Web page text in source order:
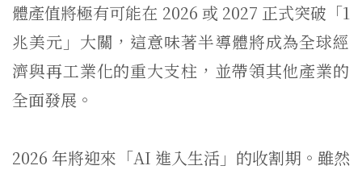
體產值將極有可能在 2026 或 2027 正式突破「1
兆美元」大關， 這意味著半導體將成為全球經
濟與再工業化的重大支柱， 並帶領其他產業的
全面發展。
2026 年將迎來「AI 進入生活」的收割期。 雖然